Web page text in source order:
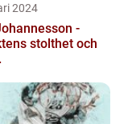
2024
-
stolthet och